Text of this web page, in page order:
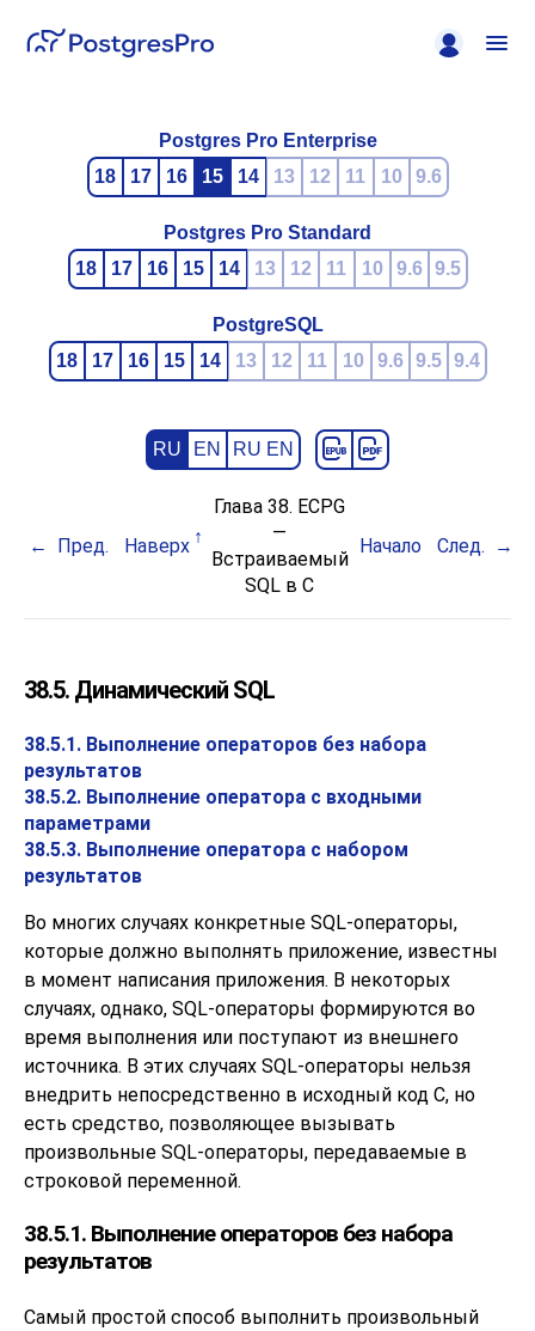
Postgres Pro Enterprise
18
17 16 15 14 13 12 11 10 9.6
Postgres Pro Standard
18
17 16 15 14 13 12 11 10 9.6 9.5
PostgreSQL
18
17 16 15 14 13 12 11 10 9.6 9.5 9.4
RU EN RU EN
Пред. Наверх
Глава 38. ECPG
—
Встраиваемый
SQL в C
Начало След.
38.5. Динамический SQL
38.5.1. Выполнение операторов без набора
результатов
38.5.2. Выполнение оператора с входными
параметрами
38.5.3. Выполнение оператора с набором
результатов
Во многих случаях конкретные SQL-операторы,
которые должно выполнять приложение, известны
в момент написания приложения. В некоторых
случаях, однако, SQL-операторы формируются во
время выполнения или поступают из внешнего
источника. В этих случаях SQL-операторы нельзя
внедрить непосредственно в исходный код C, но
есть средство, позволяющее вызывать
произвольные SQL-операторы, передаваемые в
строковой переменной.
38.5.1. Выполнение операторов без набора
результатов
Самый простой способ выполнить произвольный